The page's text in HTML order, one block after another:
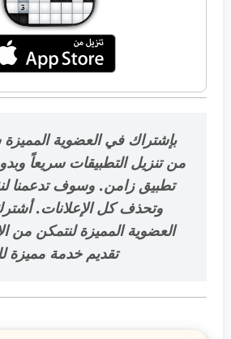
بإشتراك في العضوية
من تنزيل التطبيقات سريعاً
تطبيق زامن. وسوف تدعمنا
وتحذف كل الإعلانات.
العضوية المميزةلنتمكن من
تقديم خدمة مميزة